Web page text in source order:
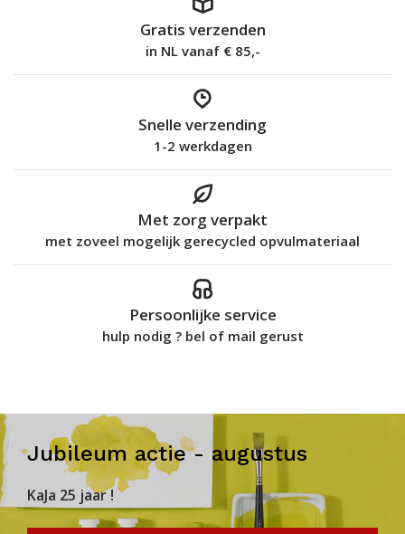
Gratis verzenden
in NL vanaf € 85,-
Snelle verzending
1-2 werkdagen
Met zorg verpakt
met zoveel mogelijk gerecycled opvulmateriaal
Persoonlijke service
hulp nodig ? bel of mail gerust
Jubileum actie - augustus
KaJa 25 jaar !